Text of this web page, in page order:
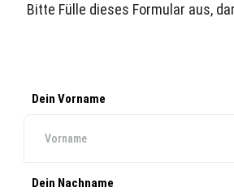
Bitte Fülle dieses Formular aus,
Dein Vorname
Dein Nachname